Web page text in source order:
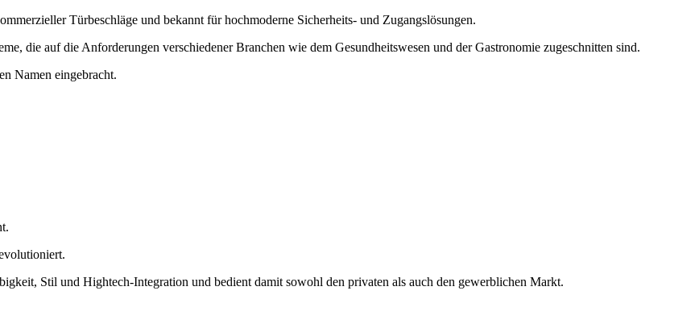
Türbeschläge und bekannt für hochmoderne Sicherheits- und Zugangslösungen.
die auf die Anforderungen verschiedener Branchen wie dem Gesundheitswesen und der Gastronomie zugeschnitten sind.
Namen eingebracht.
Stil und Hightech-Integration und bedient damit sowohl den privaten als auch den gewerblichen Markt.